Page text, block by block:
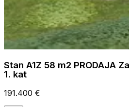
Stan A1Z 58 m2 PRODAJA
1. kat
191.400 €